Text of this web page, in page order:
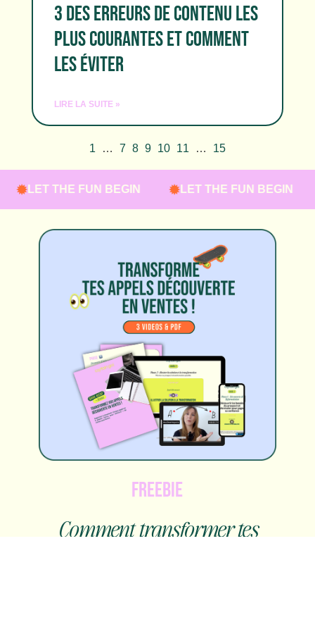
3 DES ERREURS DE CONTENU LES
PLUS COURANTES ET COMMENT
LES ÉVITER
LIRE LA SUITE »
1 … 7 8 9 10 11 … 15
THE FUN BEGIN LET THE FUN BEGIN
FREEBIE
Comment transformer tes